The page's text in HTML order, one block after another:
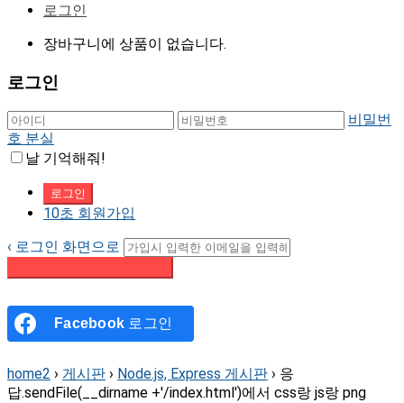
로그인
장바구니에 상품이 없습니다.
로그인
비밀번
호 분실
날 기억해줘!
10초 회원가입
‹ 로그인 화면으로
Facebook 로그인
home2 › 게시판 › Node.js, Express 게시판 › 응
답.sendFile(__dirname +'/index.html')에서 css랑 js랑 png